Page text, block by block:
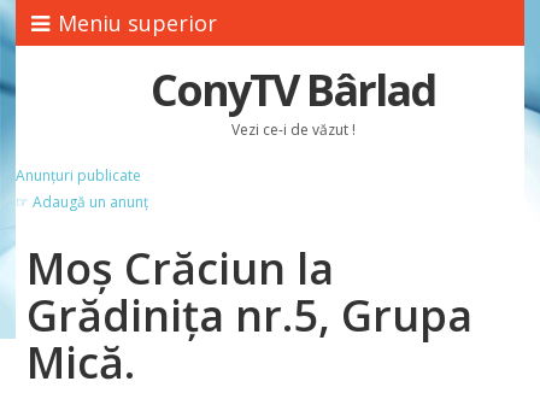
Meniu superior
ConyTV Bârlad
Vezi ce-i de văzut !
Anunțuri publicate
☞ Adaugă un anunț
Moş Crăciun la
Grădiniţa nr.5, Grupa
Mică.